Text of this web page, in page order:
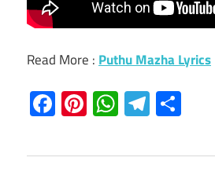
Read More : Puthu Mazha Lyrics
Facebook
Pinterest
WhatsApp